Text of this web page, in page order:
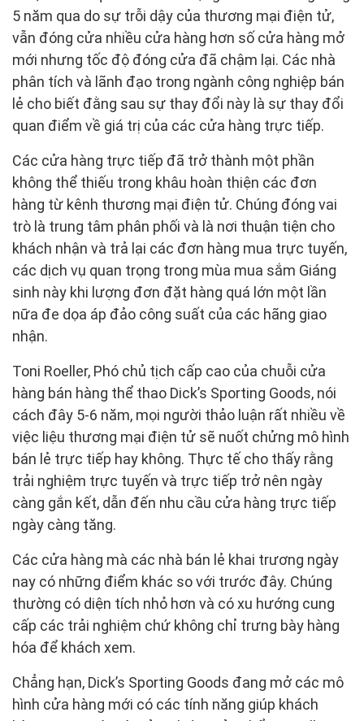
5 năm qua do sự trỗi dậy của thương mại điện tử,
vẫn đóng cửa nhiều cửa hàng hơn số cửa hàng mở
mới nhưng tốc độ đóng cửa đã chậm lại. Các nhà
phân tích và lãnh đạo trong ngành công nghiệp bán
lẻ cho biết đằng sau sự thay đổi này là sự thay đổi
quan điểm về giá trị của các cửa hàng trực tiếp.
Các cửa hàng trực tiếp đã trở thành một phần
không thể thiếu trong khâu hoàn thiện các đơn
hàng từ kênh thương mại điện tử. Chúng đóng vai
trò là trung tâm phân phối và là nơi thuận tiện cho
khách nhận và trả lại các đơn hàng mua trực tuyến,
các dịch vụ quan trọng trong mùa mua sắm Giáng
sinh này khi lượng đơn đặt hàng quá lớn một lần
nữa đe dọa áp đảo công suất của các hãng giao
nhận.
Toni Roeller, Phó chủ tịch cấp cao của chuỗi cửa
hàng bán hàng thể thao Dick’s Sporting Goods, nói
cách đây 5-6 năm, mọi người thảo luận rất nhiều về
việc liệu thương mại điện tử sẽ nuốt chửng mô hình
bán lẻ trực tiếp hay không. Thực tế cho thấy rằng
trải nghiệm trực tuyến và trực tiếp trở nên ngày
càng gắn kết, dẫn đến nhu cầu cửa hàng trực tiếp
ngày càng tăng.
Các cửa hàng mà các nhà bán lẻ khai trương ngày
nay có những điểm khác so với trước đây. Chúng
thường có diện tích nhỏ hơn và có xu hướng cung
cấp các trải nghiệm chứ không chỉ trưng bày hàng
hóa để khách xem.
Chẳng hạn, Dick’s Sporting Goods đang mở các mô
hình cửa hàng mới có các tính năng giúp khách